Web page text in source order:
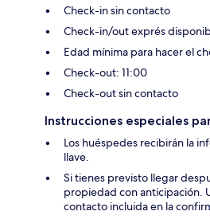
Check-in sin contacto
Check-in/out exprés
Edad mínima para hacer el
Check-out: 11:00
Check-out sin contacto
Instrucciones especiales
Los huéspedes recibirán la
llave.
Si tienes previsto llegar
propiedad con anticipación.
contacto incluida en la